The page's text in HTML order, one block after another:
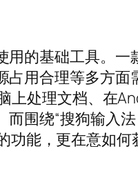
的基础工具。一
用合理等多方面
上处理文档、在
围绕“搜狗输入
能，更在意如